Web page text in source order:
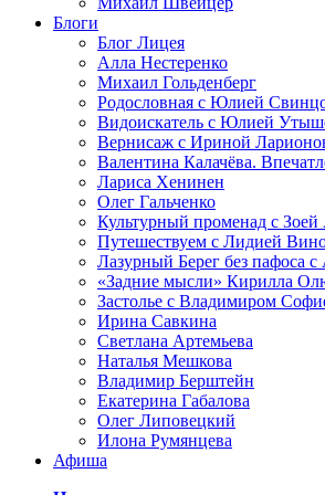
Блоги
Блог Лицея
Алла Нестеренко
Михаил Гольденберг
Родословная с Юлией
Видоискатель с Юлией
Вернисаж с Ириной
Валентина Калачёва.
Лариса Хенинен
Олег Гальченко
Культурный променад с Зоей
Путешествуем с Лидией
Лазурный Берег без пафоса
«Задние мысли» Кирилла
Застолье с Владимиром
Ирина Савкина
Светлана Артемьева
Наталья Мешкова
Владимир Берштейн
Екатерина Габалова
Олег Липовецкий
Илона Румянцева
Афиша